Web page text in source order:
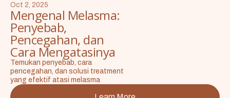
Oct 2, 2025
Mengenal Melasma:
Penyebab,
Pencegahan, dan
Cara Mengatasinya
Temukan penyebab, cara
pencegahan, dan solusi treatment
yang efektif atasi melasma